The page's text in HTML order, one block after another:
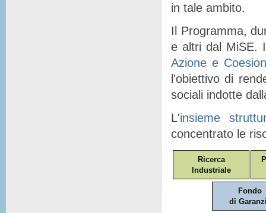
in tale ambito.
Il Programma,
e altri dal MiSE.
Azione e
l'obiettivo di
sociali indotte
L'insieme
concentrato le
Ricerca
Industriale
Fondo
di